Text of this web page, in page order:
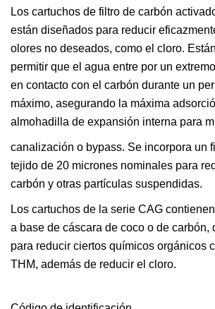
Los cartuchos de filtro de carbón
están diseñados para reducir
olores no deseados, como el cloro.
permitir que el agua entre por un
en contacto con el carbón durante un
máximo, asegurando la máxima
almohadilla de expansión interna para
canalización o bypass. Se incorpora un
tejido de 20 micrones nominales para
carbón y otras partículas suspendidas.
Los cartuchos de la serie CAG
a base de cáscara de coco o de carbón,
para reducir ciertos químicos orgánicos
THM, además de reducir el cloro.